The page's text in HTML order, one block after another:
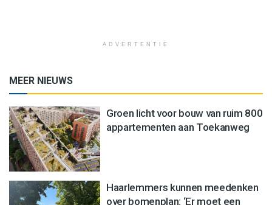
ADVERTENTIE
MEER NIEUWS
Groen licht voor bouw van ruim 800
appartementen aan Toekanweg
Haarlemmers kunnen meedenken
over bomenplan: ‘Er moet een